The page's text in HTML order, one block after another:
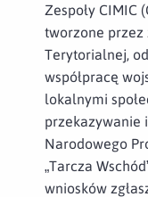
Zespoły CIMIC
tworzone przez
Terytorialnej,
współpracę
lokalnymi
przekazywanie
Narodowego
„Tarcza
wniosków